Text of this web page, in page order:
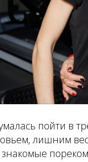
пойти в
лишним